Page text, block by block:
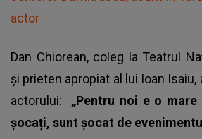
actor
Dan Chiorean, coleg la Teatrul
și prieten apropiat al lui Ioan
actorului: „Pentru noi e o
șocați, sunt șocat de